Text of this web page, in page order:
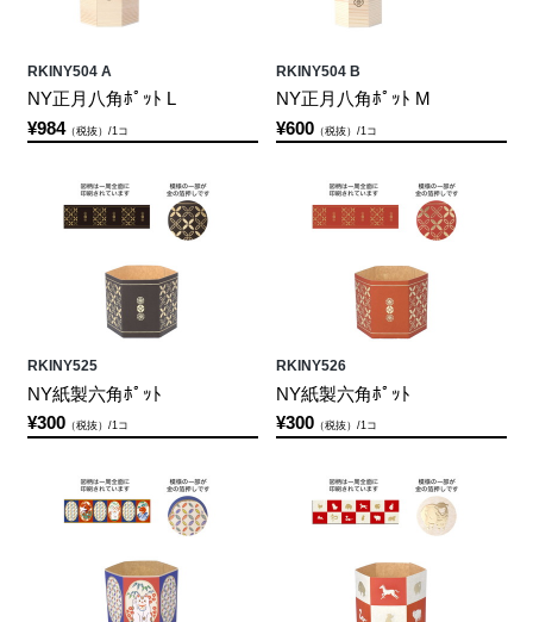
RKINY504 A
NY正月八角ﾎﾟｯﾄ L
¥984（税抜）/1コ
RKINY504 B
NY正月八角ﾎﾟｯﾄ M
¥600（税抜）/1コ
RKINY525
NY紙製六角ﾎﾟｯﾄ
¥300（税抜）/1コ
RKINY526
NY紙製六角ﾎﾟｯﾄ
¥300（税抜）/1コ